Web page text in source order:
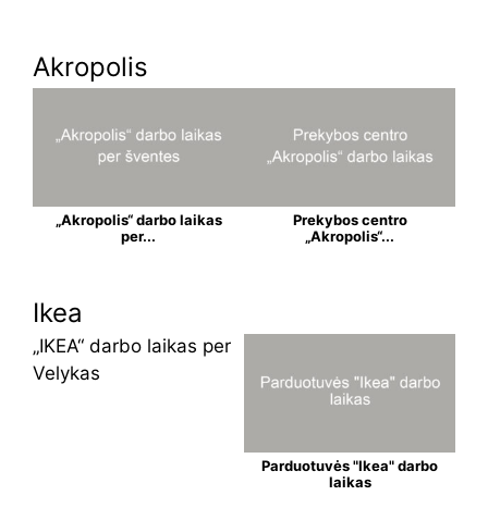
Akropolis
„Akropolis“ darbo laikas
per...
Prekybos centro
„Akropolis“...
Ikea
„IKEA“ darbo laikas per
Velykas
Parduotuvės "Ikea" darbo
laikas